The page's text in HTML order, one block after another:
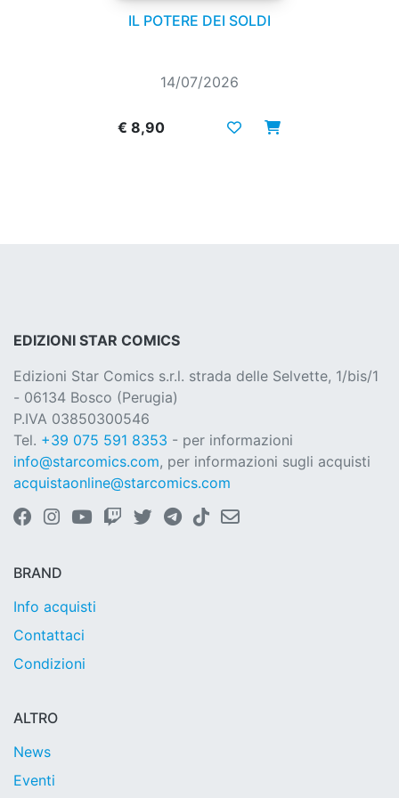
IL POTERE DEI SOLDI
14/07/2026
€ 8,90
EDIZIONI STAR COMICS
Edizioni Star Comics s.r.l. strada delle Selvette, 1/bis/1
- 06134 Bosco (Perugia)
P.IVA 03850300546
Tel. +39 075 591 8353 - per informazioni
info@starcomics.com, per informazioni sugli acquisti
acquistaonline@starcomics.com
BRAND
Info acquisti
Contattaci
Condizioni
ALTRO
News
Eventi